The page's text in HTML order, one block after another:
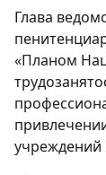
Глава
«Планом
учреждений